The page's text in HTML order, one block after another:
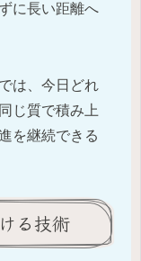
に長い距離へ
は、今日どれ
じ質で積み上
を継続できる
る技術